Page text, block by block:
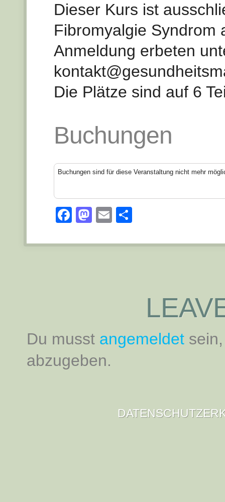
Dieser Kurs ist
Fibromyalgie Syndrom
Anmeldung erbeten
Die Plätze sind auf 6
Buchungen
Buchungen sind für diese Veranstaltung nicht mehr
Facebook
Mastodon
Email
Du musst angemeldetsein,
abzugeben.